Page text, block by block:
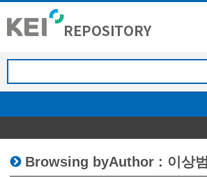
Browsing byAuthor : 이상범